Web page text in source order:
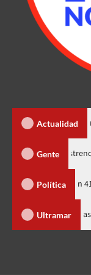
Actualidad
y RD$3 precios
Gente
Minus Zero»
Política
con 41.1% y
Ultramar
celebra 15 años con